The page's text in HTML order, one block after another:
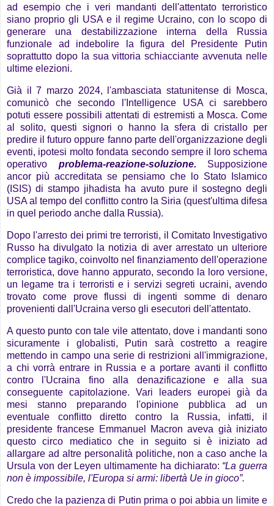
ad esempio che i veri mandanti dell'attentato terroristico
siano proprio gli USA e il regime Ucraino, con lo scopo di
generare una destabilizzazione interna della Russia
funzionale ad indebolire la figura del Presidente Putin
soprattutto dopo la sua vittoria schiacciante avvenuta nelle
ultime elezioni.
Già il 7 marzo 2024, l'ambasciata statunitense di Mosca,
comunicò che secondo l'Intelligence USA ci sarebbero
potuti essere possibili attentati di estremisti a Mosca. Come
al solito, questi signori o hanno la sfera di cristallo per
predire il futuro oppure fanno parte dell'organizzazione degli
eventi, ipotesi molto fondata secondo sempre il loro schema
operativo problema-reazione-soluzione. Supposizione
ancor più accreditata se pensiamo che lo Stato Islamico
(ISIS)di stampo jihadista ha avuto pure il sostegno degli
USA al tempo del conflitto contro la Siria (quest'ultima difesa
in quel periodo anche dalla Russia).
Dopo l'arresto dei primi tre terroristi, il Comitato Investigativo
Russo ha divulgato la notizia di aver arrestato un ulteriore
complice tagiko, coinvolto nel finanziamento dell'operazione
terroristica, dove hanno appurato, secondo la loro versione,
un legame tra i terroristi e i servizi segreti ucraini, avendo
trovato come prove flussi di ingenti somme di denaro
provenienti dall'Ucraina verso gli esecutori dell'attentato.
A questo punto con tale vile attentato, dove i mandanti sono
sicuramente i globalisti, Putin sarà costretto a reagire
mettendo in campo una serie di restrizioni all'immigrazione,
a chi vorrà entrare in Russia e a portare avanti il conflitto
contro l'Ucraina fino alla denazificazione e alla sua
conseguente capitolazione. Vari leaders europei già da
mesi stanno preparando l'opinione pubblica ad un
eventuale conflitto diretto contro la Russia, infatti, il
presidente francese Emmanuel Macron aveva già iniziato
questo circo mediatico che in seguito si è iniziato ad
allargare ad altre personalità politiche, non a caso anche la
Ursula von der Leyen ultimamente ha dichiarato: “La guerra
non è impossibile, l'Europa si armi: libertà Ue in gioco”.
Credo che la pazienza di Putin prima o poi abbia un limite e